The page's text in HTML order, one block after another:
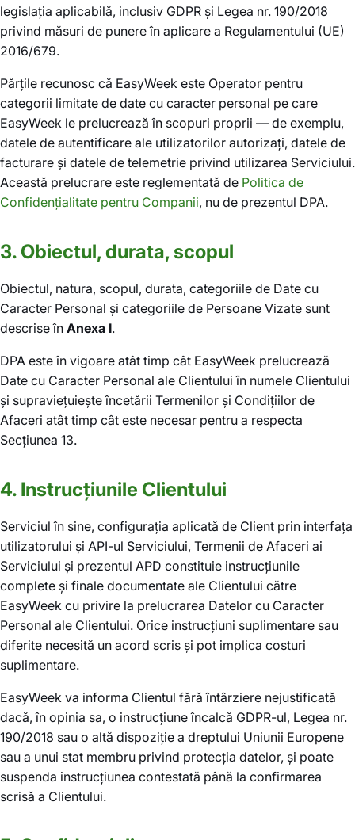
legislația aplicabilă, inclusiv GDPR și Legea nr. 190/2018
privind măsuri de punere în aplicare a Regulamentului (UE)
2016/679.
Părțile recunosc că EasyWeek este Operator pentru
categorii limitate de date cu caracter personal pe care
EasyWeek le prelucrează în scopuri proprii — de exemplu,
datele de autentificare ale utilizatorilor autorizați, datele de
facturare și datele de telemetrie privind utilizarea Serviciului.
Această prelucrare este reglementată de Politica de
Confidențialitate pentru Companii, nu de prezentul DPA.
3. Obiectul, durata, scopul
Obiectul, natura, scopul, durata, categoriile de Date cu
Caracter Personal și categoriile de Persoane Vizate sunt
descrise în Anexa I.
DPA este în vigoare atât timp cât EasyWeek prelucrează
Date cu Caracter Personal ale Clientului în numele Clientului
și supraviețuiește încetării Termenilor și Condițiilor de
Afaceri atât timp cât este necesar pentru a respecta
Secțiunea 13.
4. Instrucțiunile Clientului
Serviciul în sine, configurația aplicată de Client prin interfața
utilizatorului și API-ul Serviciului, Termenii de Afaceri ai
Serviciului și prezentul APD constituie instrucțiunile
complete și finale documentate ale Clientului către
EasyWeek cu privire la prelucrarea Datelor cu Caracter
Personal ale Clientului. Orice instrucțiuni suplimentare sau
diferite necesită un acord scris și pot implica costuri
suplimentare.
EasyWeek va informa Clientul fără întârziere nejustificată
dacă, în opinia sa, o instrucțiune încalcă GDPR-ul, Legea nr.
190/2018 sau o altă dispoziție a dreptului Uniunii Europene
sau a unui stat membru privind protecția datelor, și poate
suspenda instrucțiunea contestată până la confirmarea
scrisă a Clientului.